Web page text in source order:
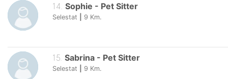
14 Sophie - Pet Sitter
Selestat 9 Km.
15 Sabrina - Pet Sitter
Selestat 9 Km.